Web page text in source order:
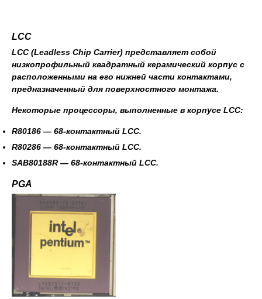
LCC
LCC (Leadless Chip Carrier) представляет собой
низкопрофильный квадратный керамический корпус с
расположенными на его нижней части контактами,
предназначенный для поверхностного монтажа.
Некоторые процессоры, выполненные в корпусе LCC:
R80186 — 68-контактный LCC.
R80286 — 68-контактный LCC.
SAB80188R — 68-контактный LCC.
PGA